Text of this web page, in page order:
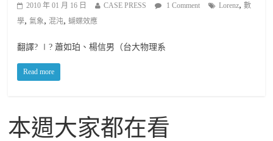
2010 年 01 月 16 日 CASE PRESS 1 Comment Lorenz,數
學,氣象, 混沌, 蝴蝶效應
翻譯? ∣? 蕭如珀、楊信男（台大物理系
Read more
本週大家都在看